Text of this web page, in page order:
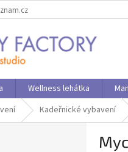
Wellness lehátka
Kadeřnické vybavení